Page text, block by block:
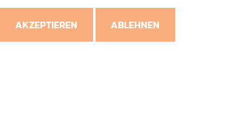
AKZEPTIEREN ABLEHNEN